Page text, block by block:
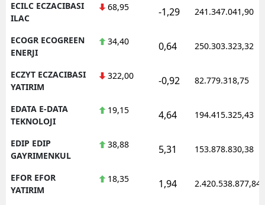
ECILC ECZACIBASI
ILAC
68,95 -1,29 241.347.041,90
ECOGR ECOGREEN
ENERJI
34,40 0,64 250.303.323,32
ECZYT ECZACIBASI
YATIRIM
322,00 -0,92 82.779.318,75
EDATA E-DATA
TEKNOLOJI
19,15 4,64 194.415.325,43
EDIP EDIP
GAYRIMENKUL
38,88 5,31 153.878.830,38
EFOR EFOR
YATIRIM
18,35 1,94 2.420.538.877,84